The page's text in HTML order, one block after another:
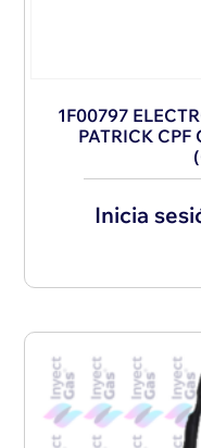
1F00797
PATRICK CPF
Inicia